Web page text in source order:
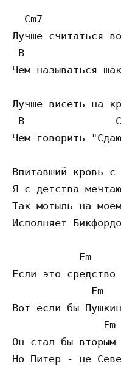
  Cm7
Лучше считаться
B
Чем называться
Лучше висеть на
B
Чем говорить
Впитавший кровь с
Я с детства
Так мотыль на
Исполняет
Fm
Если это
Fm
Вот если бы
Fm
Он стал бы